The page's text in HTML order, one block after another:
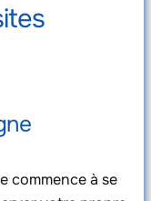
commence à se